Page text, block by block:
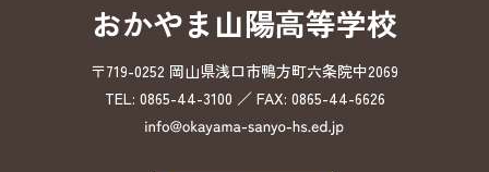
おかやま山陽高等学校
〒719-0252 岡山県浅口市鴨方町六条院中2069
TEL: 0865-44-3100 ／ FAX: 0865-44-6626